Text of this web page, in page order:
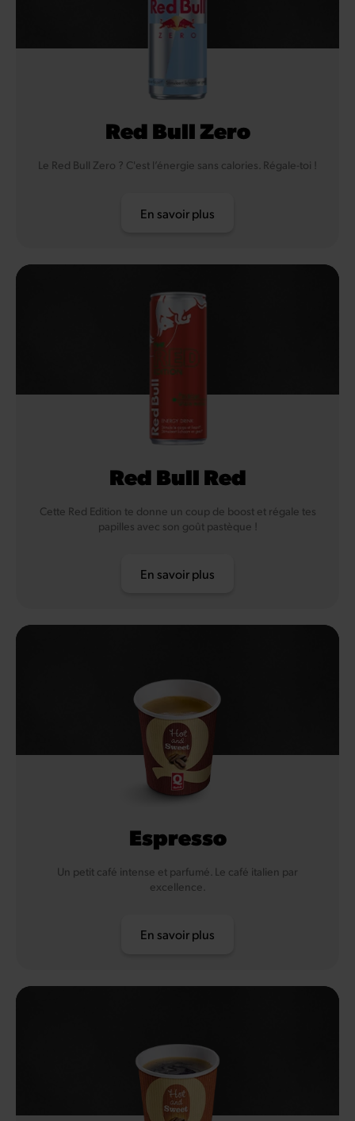
Red Bull Zero
Le Red Bull Zero ? C'est l’énergie sans calories. Régale-toi !
En savoir plus
Red Bull Red
Cette Red Edition te donne un coup de boost et régale tes
papilles avec son goût pastèque !
En savoir plus
Espresso
Un petit café intense et parfumé. Le café italien par
excellence.
En savoir plus